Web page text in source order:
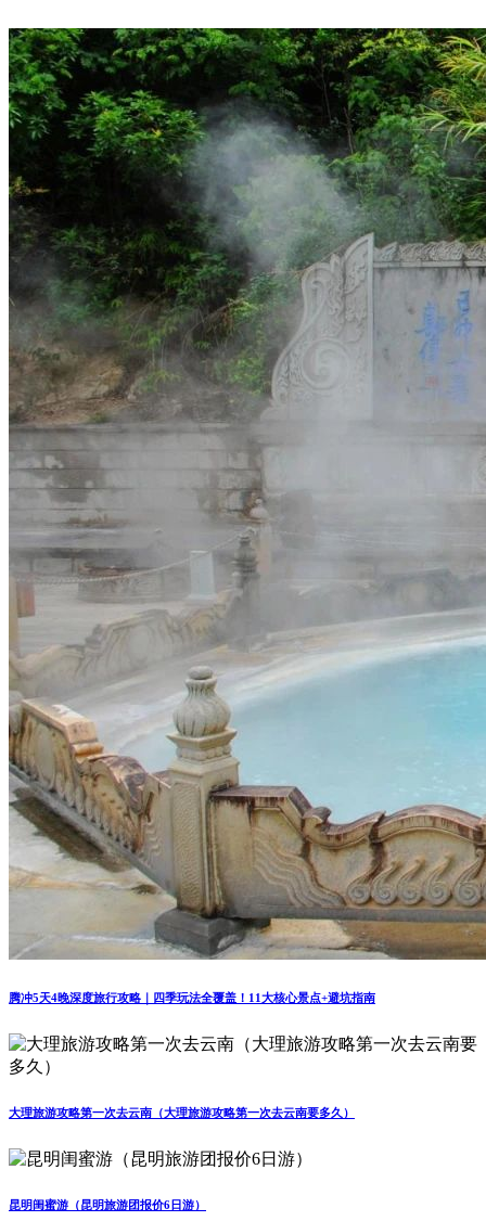
腾冲5天4晚深度旅行攻略｜四季玩法全覆盖！11大核心景点+避坑指南
大理旅游攻略第一次去云南（大理旅游攻略第一次去云南要多久）
昆明闺蜜游（昆明旅游团报价6日游）